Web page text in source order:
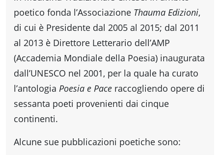
poetico fonda l’Associazione Thauma Edizioni,
di cui è Presidente dal 2005 al 2015; dal 2011
al 2013 è Direttore Letterario dell’AMP
(Accademia Mondiale della Poesia) inaugurata
dall’UNESCO nel 2001, per la quale ha curato
l’antologia Poesia e Pace raccogliendo opere di
sessanta poeti provenienti dai cinque
continenti.
Alcune sue pubblicazioni poetiche sono: